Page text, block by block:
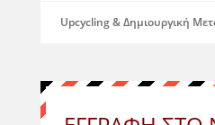
Upcycling & Δημιουργική